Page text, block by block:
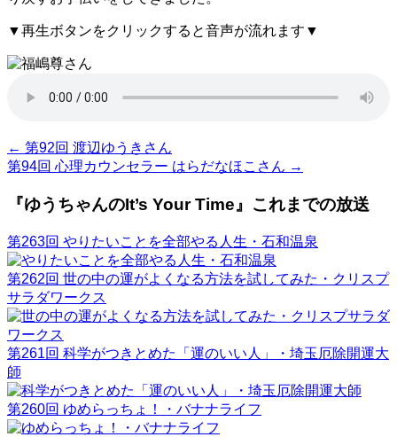
▼再生ボタンをクリックすると音声が流れます▼
← 第92回 渡辺ゆうきさん
第94回 心理カウンセラー はらだなほこさん →
『ゆうちゃんのIt’s Your Time』これまでの放送
第263回 やりたいことを全部やる人生・石和温泉
第262回 世の中の運がよくなる方法を試してみた・クリスプ
サラダワークス
第261回 科学がつきとめた「運のいい人」・埼玉厄除開運大
師
第260回 ゆめらっちょ！・バナナライフ